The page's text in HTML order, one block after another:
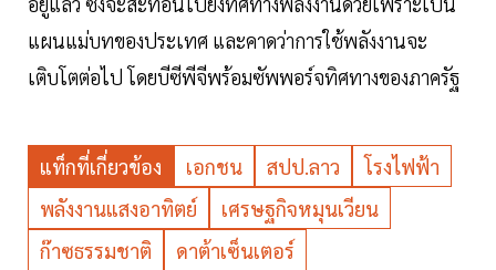
แผนแม่บทของประเทศ และคาดว่าการใช้พลังงานจะ
เติบโตต่อไป โดยบีซีพีจีพร้อมซัพพอร์จทิศทางของภาครัฐ
แท็กที่เกี่ยวข้อง เอกชน สปป.ลาว
โรงไฟฟ้า
พลังงานแสงอาทิตย์
เศรษฐกิจหมุนเวียน
ก๊าซธรรมชาติ
ดาต้าเซ็นเตอร์